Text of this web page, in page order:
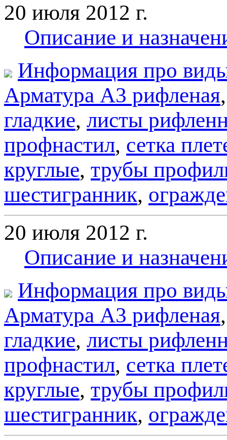
20 июля 2012 г.
Описание и
Информация про
Арматура А3 рифленая
гладкие, листы
профнастил, сетка
круглые, трубы
шестигранник,
20 июля 2012 г.
Описание и
Информация про
Арматура А3 рифленая
гладкие, листы
профнастил, сетка
круглые, трубы
шестигранник,